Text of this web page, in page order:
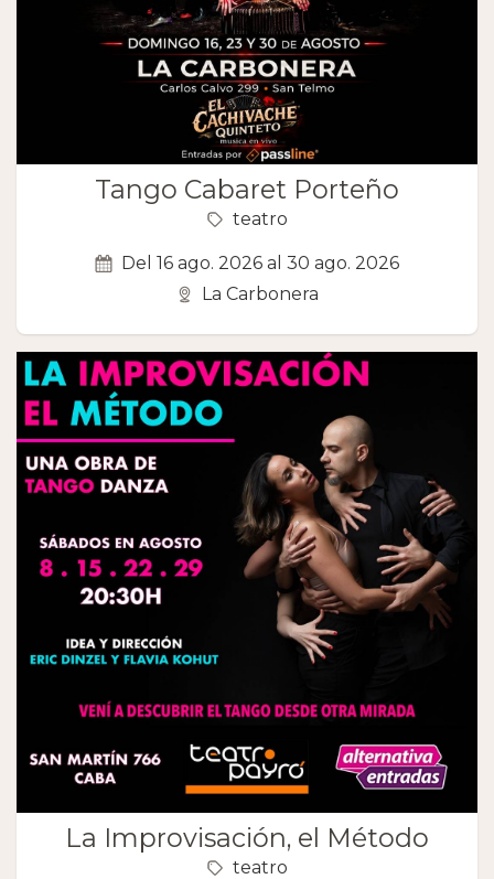
Tango Cabaret Porteño
teatro
Del 16 ago. 2026 al 30 ago. 2026
La Carbonera
La Improvisación, el Método
teatro